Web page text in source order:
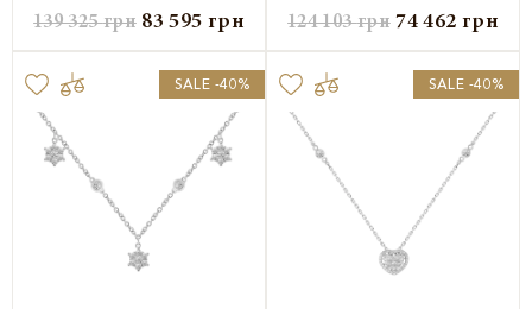
139 325грн 83 595 грн 124 103грн 74 462 грн
SALE -40% SALE -40%